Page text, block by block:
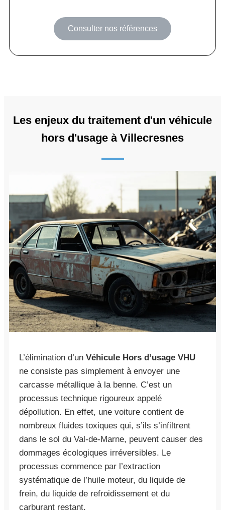
Consulter nos références
Les enjeux du traitement d'un véhicule
hors d'usage à Villecresnes
L’élimination d’un Véhicule Hors d’usage VHU
ne consiste pas simplement à envoyer une
carcasse métallique à la benne. C’est un
processus technique rigoureux appelé
dépollution. En effet, une voiture contient de
nombreux fluides toxiques qui, s’ils s’infiltrent
dans le sol du Val-de-Marne, peuvent causer des
dommages écologiques irréversibles. Le
processus commence par l’extraction
systématique de l’huile moteur, du liquide de
frein, du liquide de refroidissement et du
carburant restant.